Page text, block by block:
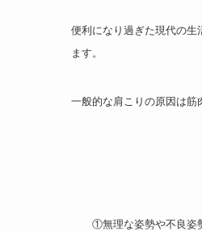
便利になり過ぎた現代の生
ます。
一般的な肩こりの原因は筋
①無理な姿勢や不良姿勢